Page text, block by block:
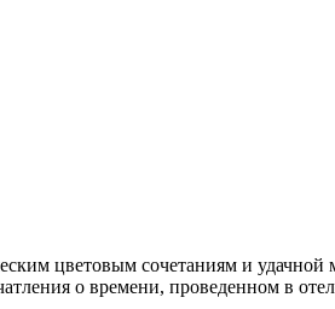
цветовым сочетаниям и удачной
о времени, проведенном в